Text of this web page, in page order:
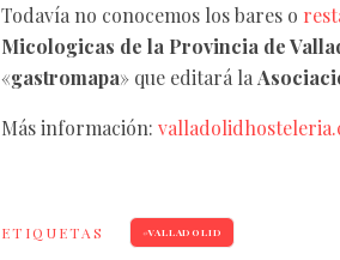
Todavía no conocemos los bares o
Micologicas de la Provincia de
«gastromapa» que editará la
Más información:
ETIQUETAS VALLADOLID